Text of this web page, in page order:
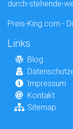
durch-stehende-
Preis-King.com -
Links
Blog
Impressum
Kontakt
Sitemap